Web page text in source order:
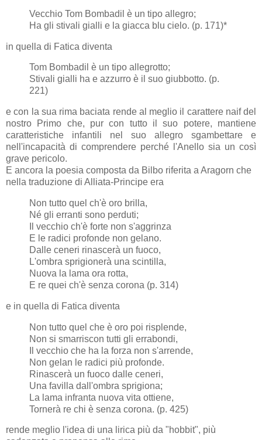
Vecchio Tom Bombadil è un tipo allegro;
Ha gli stivali gialli e la giacca blu cielo. (p. 171)*
in quella di Fatica diventa
Tom Bombadil è un tipo allegrotto;
Stivali gialli ha e azzurro è il suo giubbotto. (p.
221)
e con la sua rima baciata rende al meglio il carattere naif del
nostro Primo che, pur con tutto il suo potere, mantiene
caratteristiche infantili nel suo allegro sgambettare e
nell'incapacità di comprendere perché l'Anello sia un così
grave pericolo.
E ancora la poesia composta da Bilbo riferita a Aragorn che
nella traduzione di Alliata-Principe era
Non tutto quel ch'è oro brilla,
Né gli erranti sono perduti;
Il vecchio ch'è forte non s'aggrinza
E le radici profonde non gelano.
Dalle ceneri rinascerà un fuoco,
L'ombra sprigionerà una scintilla,
Nuova la lama ora rotta,
E re quei ch'è senza corona (p. 314)
e in quella di Fatica diventa
Non tutto quel che è oro poi risplende,
Non si smarriscon tutti gli errabondi,
Il vecchio che ha la forza non s'arrende,
Non gelan le radici più profonde.
Rinascerà un fuoco dalle ceneri,
Una favilla dall'ombra sprigiona;
La lama infranta nuova vita ottiene,
Tornerà re chi è senza corona. (p. 425)
rende meglio l'idea di una lirica più da "hobbit", più